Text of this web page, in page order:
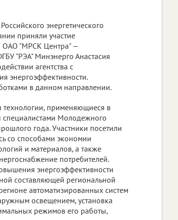
энергетического
приняли участие
ОАО "МРСК Центра" —
"РЭА" Минэнерго Анастасия
агентства с
энергоэффективности.
в данном направлении.
применяющиеся в
специалистами Молодежного
года. Участники посетили
со способами экономии
и материалов, а также
потребителей.
энергоэффективности
составляющей региональной
автоматизированных систем
освещением, установка
режимов его работы,